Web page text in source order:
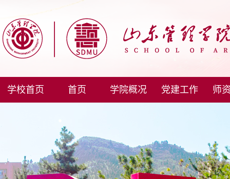
学校首页 首页 学院概况 党建工作 师